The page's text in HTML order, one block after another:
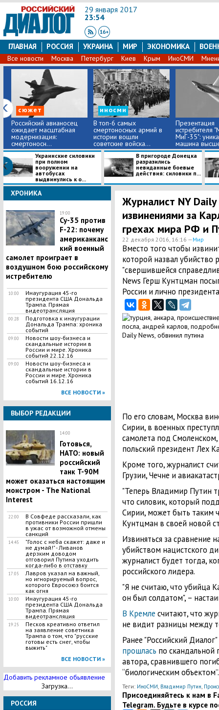
29 января 2017
23:54
ГЛАВНАЯ РОССИЯ УКРАИНА МИР ЭКОНОМИКА
Все новости Москва Петербург Киев Крым ИноСМИ
сюжет
​Российский авианосец
ожидает масштабная
модернизация:
смертоносн...
иносми
В топ-6 самых
смертоносных армий в
истории вошли
советские войска...
​Презентация
истребителя
МиГ-35":
машина
Украинские силовики
при полном
вооружении на
автобусах
выдвинулись к о...
В пригороде Донецка
разразились
невиданные боевые
действия: силовики п...
ХРОНИКА
19:00
Су-35 против
F-22: почему
американканс
кий военный
самолет проиграет в
воздушном бою российскому
истребителю
10:00
Инаугурация 45-го
президента США Дональда
Трампа. Прямая
видеотрансляция
00:28
Подготовка к инаугурации
Дональда Трампа: хроника
событий
09:00
Новости шоу-бизнеса и
скандальные истории в
России и мире. Хроника
событий 22.12.16
09:00
Новости шоу-бизнеса и
скандальные истории в
России и мире. Хроника
событий 16.12.16
ВСЕ НОВОСТИ »
ВЫБОР РЕДАКЦИИ
14:00
Готовься,
НАТО: новый
российский
танк T-90M
может оказаться настоящим
монстром - The National
Interest
22:00
В Совфеде рассказали, как
противники России пришли
в ужас от возможной отмены
санкций
14:45
"Голос с неба скажет: даже и
не думай!" - Ливанов
дерзким доводом
отговорил Путина уходить
когда-либо в отставку
17:05
Лавров указал на важный,
но игнорируемый вопрос,
которого Евросоюз боится
как огня
10:00
Инаугурация 45-го
президента США Дональда
Трампа. Прямая
видеотрансляция
19:25
Песков креативно ответил
на заявление советника
Трампа о том, что "русские
готовы есть снег, чтобы
выжить"
ВСЕ НОВОСТИ »
Добавить рекламное обьявление
Загрузка...
РОССИЯ
Журналист NY
извинениями за
грехах мира РФ и
22 декабря 2016, 16:16 —Мир
Вместо того чтобы
которой назвал убийство
"свершившейся
News Герш Кунтцман
России и лично
По его словам, Москва
Сирии, в военных
самолета под
польский президент Лех
Кроме того, журналист
Грузии, Чечне и
"Теперь Владимир Путин
что силовик, который
Сирии, может быть таким
Кунтцман в своей новой
Извиняться за сравнение
убийством нацистского
журналист будет тогда,
российского лидера.
"Я не считаю, что убийца
он был солдатом", –
В Кремле считают, что
не видит разницы между
Ранее "Российский
прошлась по скандальной
автора, сравнившего
“биологическим объектом”.
Теги: ИноСМИ, Владимир Путин,
Присоединяйтесь к нам в
Telegram. Будьте в курсе